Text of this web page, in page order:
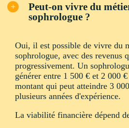
Peut-on vivre du
sophrologue ?
Oui, il est possible de vivre du
sophrologue, avec des revenus
progressivement. Un
générer entre 1 500 € et 2 000
montant qui peut atteindre 3
plusieurs années d'expérience.
La viabilité financière dépend